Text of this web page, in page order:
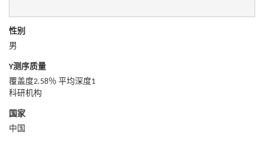
性别
男
Y测序质量
覆盖度2.58％ 平均深度1
科研机构
国家
中国